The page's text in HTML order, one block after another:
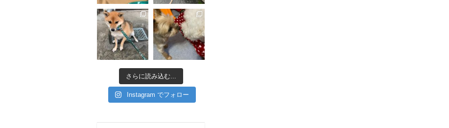
さらに読み込む...
Instagram でフォロー